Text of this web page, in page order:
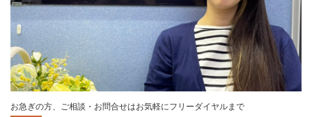
お急ぎの方、ご相談・お問合せはお気軽にフリーダイヤルまで